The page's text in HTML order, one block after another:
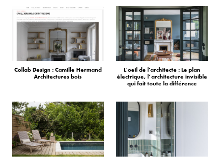
Collab Design : Camille Hermand
Architectures bois
L'oeil de l'architecte : Le plan
électrique, l’architecture invisible
qui fait toute la différence